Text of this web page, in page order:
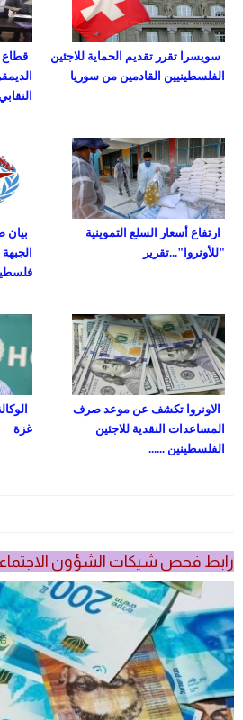
قطاع
سويسرا تقرر تقديم الحماية للاجئين
الفلسطينيين القادمين من سوريا
بيان
ارتفاع أسعار السلع التموينية
"للأونروا"...تقرير
غزة
الاونروا تكشف عن موعد صرف
المساعدات النقدية للاجئين
الفلسطينين ......
رابط فحص شيكات الشؤون